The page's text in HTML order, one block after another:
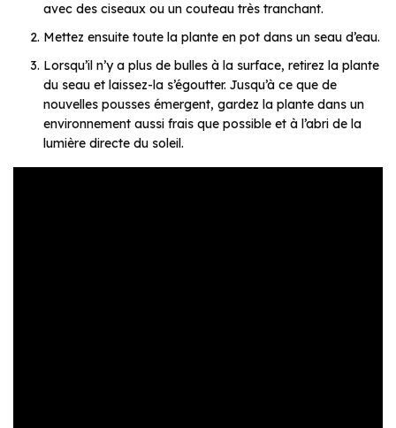
avec des ciseaux ou un couteau très tranchant.
Mettez ensuite toute la plante en pot dans un seau d’eau.
Lorsqu’il n’y a plus de bulles à la surface, retirez la plante
du seau et laissez-la s’égoutter. Jusqu’à ce que de
nouvelles pousses émergent, gardez la plante dans un
environnement aussi frais que possible et à l’abri de la
lumière directe du soleil.